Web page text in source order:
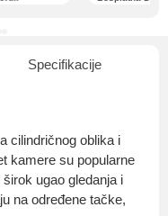
Specifikacije
cilindričnog oblika i
kamere su popularne
ugao gledanja i
na određene tačke,
O nama
kupca